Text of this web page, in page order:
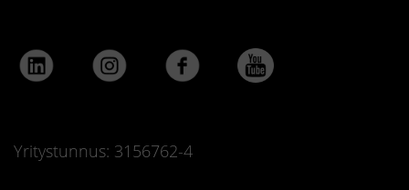
Yritystunnus: 3156762-4